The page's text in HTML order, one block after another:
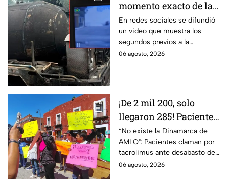
momento exacto de la
explosión de pipa de
gas en Cuernavaca,
Morelos
En redes sociales se difundió
un video que muestra los
segundos previos a la
explosión de una pipa de gas
06 agosto, 2026
¡De 2 mil 200, solo
llegaron 285! Pacientes
claman por
medicamentos ante
desabasto en IMSS
Puebla
“No existe la Dinamarca de
AMLO": Pacientes claman por
tacrolimus ante desabasto de
medicamentos en hospital del
06 agosto, 2026